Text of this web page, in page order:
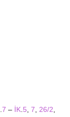
7 – İK 5 7 26/2